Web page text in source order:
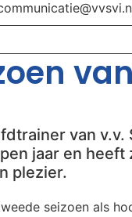
van
van
jaar en
plezier.
seizoen als